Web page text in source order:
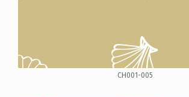
CH001-005